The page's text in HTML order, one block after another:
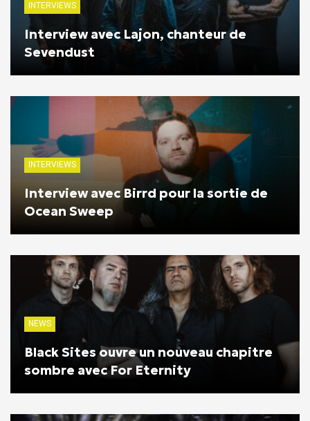
INTERVIEWS
Interview avec Lajon, chanteur de
Sevendust
INTERVIEWS
Interview avec Birrd pour la sortie de
Ocean Sweep
NEWS
Black Sites ouvre un nouveau chapitre
sombre avec For Eternity